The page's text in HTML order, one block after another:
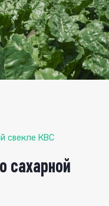
свекле КВС
сахарной